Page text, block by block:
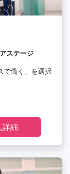
ステージ
で働く」を選択
詳細